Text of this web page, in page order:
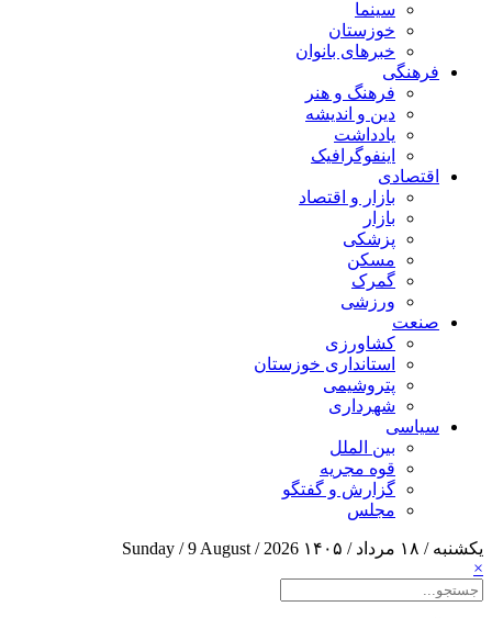
سینما
خوزستان
خبرهای بانوان
فرهنگی
فرهنگ و هنر
دین و اندیشه
یادداشت
اینفوگرافیک
اقتصادی
بازار و اقتصاد
بازار
پزشکی
مسکن
گمرک
ورزشی
صنعت
کشاورزی
استانداری خوزستان
پتروشیمی
شهرداری
سیاسی
بین الملل
قوه مجریه
گزارش و گفتگو
مجلس
یکشنبه / ۱۸ مرداد / ۱۴۰۵
Sunday / 9 August / 2026
×